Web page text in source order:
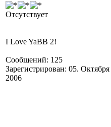
Отсутствует
I Love YaBB 2!
Сообщений: 125
Зарегистрирован: 05. Октября
2006